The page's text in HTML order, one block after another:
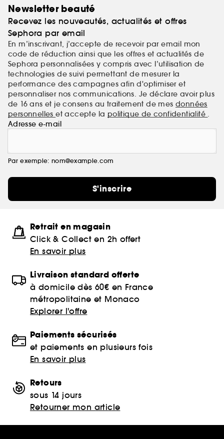
Newsletter beauté
Recevez les nouveautés, actualités et offres
Sephora par email
En m’inscrivant, j’accepte de recevoir par email mon
code de réduction ainsi que les offres et actualités de
Sephora personnalisées y compris avec l’utilisation de
technologies de suivi permettant de mesurer la
performance des campagnes afin d'optimiser et
personnaliser nos communications. Je déclare avoir plus
de 16 ans et je consens au traitement de mes données
personnelleset accepte la politique de confidentialité .
Adresse e-mail
Par exemple: nom@example.com
S'inscrire
Retrait en magasin
Click & Collect en 2h offert
En savoir plus
Livraison standard offerte
à domicile dès 60€ en France
métropolitaine et Monaco
Explorer l'offre
Paiements sécurisés
et paiements en plusieurs fois
En savoir plus
Retours
sous 14 jours
Retourner mon article